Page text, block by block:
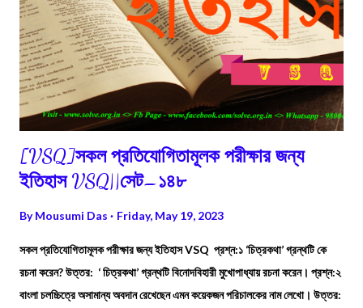
[VSQ]সকল প্রতিযোগিতামূলক পরীক্ষার জন্য
ইতিহাস VSQ||সেট–১৪৮
ByMousumi Das Friday, May 19, 2023
সকল প্রতিযোগিতামূলক পরীক্ষার জন্য ইতিহাস VSQ প্রশ্ন:১ ‘চিত্রকথা’ গ্রন্থটি কে
রচনা করেন? উত্তর: ‘ চিত্রকথা’ গ্রন্থটি বিনোদবিহারী মুখোপাধ্যায় রচনা করেন। প্রশ্ন:২
বাংলা চলচ্চিত্রে অসামান্য অবদান রেখেছেন এমন কয়েকজন পরিচালকের নাম লেখো। উত্তর: